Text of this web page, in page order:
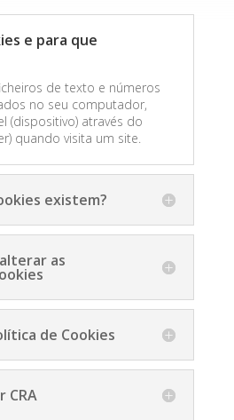
e para que
de texto e números
no seu computador,
(dispositivo) através do
quando visita um site.
existem?
as
de Cookies
CRA